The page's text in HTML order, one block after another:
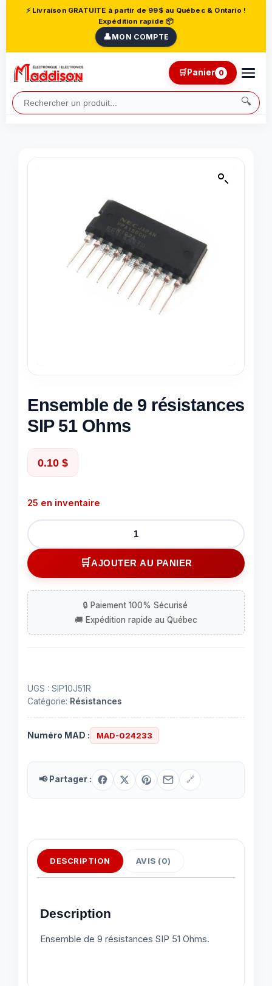
⚡ Livraison GRATUITE à partir de 99$ au Québec & Ontario !
Expédition rapide 📦
👤MON COMPTE
🔍
🛒Panier 0
Ensemble de 9 résistances
SIP 51 Ohms
0.10 $
25 en inventaire
quantité
de
Ensemble
de
résistances
SIP
51
AJOUTER AU PANIER
UGS : SIP10J51R
Catégorie: Résistances
Numéro MAD : MAD-024233
📢 Partager : 🔗
DESCRIPTION AVIS (0)
Description
Ensemble de 9 résistances SIP 51 Ohms.